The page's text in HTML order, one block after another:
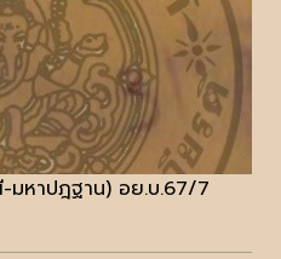
หาปฎฐาน) อย.บ.67/7